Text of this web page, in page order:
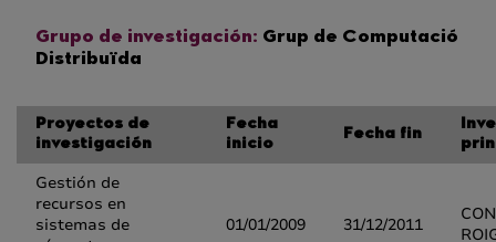
Grupo de investigación: Grup de Computació
Distribuïda
Proyectos de
investigación
Fecha
inicio
Fecha fin
Gestión de
recursos en
sistemas de
01/01/2009 31/12/2011